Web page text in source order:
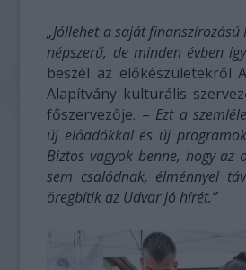
„Jóllehet a saját
népszerű, de minden évben
beszél az előkészületekről
Alapítvány kulturális
főszervezője. – Ezt a
új előadókkal és új
Biztos vagyok benne, hogy az
sem csalódnak, élménnyel
öregbítik az Udvar jó hírét.”